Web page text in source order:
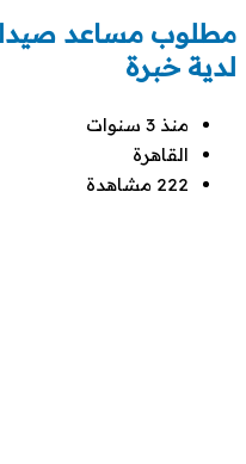
مطلوب مساعد
لدية خبرة
منذ 3 سنوات
القاهرة
222 مشاهدة